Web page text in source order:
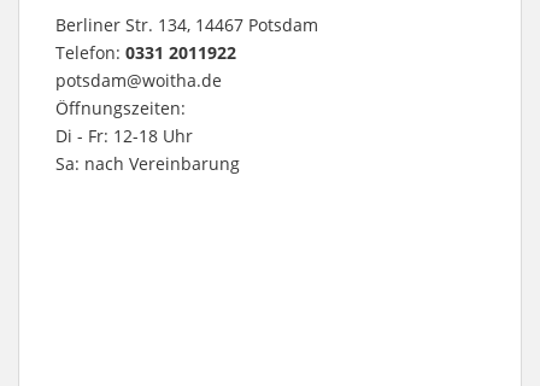
Berliner Str. 134, 14467 Potsdam
Telefon: 0331 2011922
potsdam@woitha.de
Öffnungszeiten:
Di - Fr: 12-18 Uhr
Sa: nach Vereinbarung